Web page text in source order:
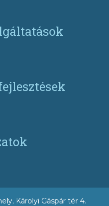
Károlyi Gáspár tér 4.